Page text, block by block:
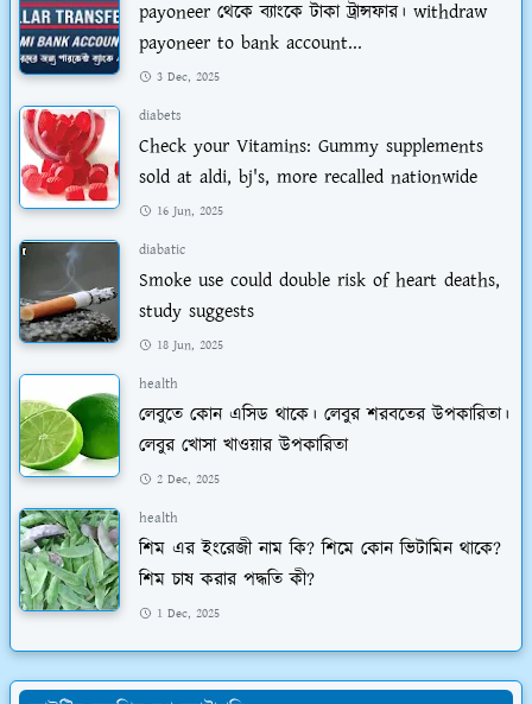
payoneer থেকে ব্যাংকে টাকা ট্রান্সফার। withdraw
payoneer to bank account...
3 Dec, 2025
diabets
Check your Vitamins: Gummy supplements
sold at aldi, bj's, more recalled nationwide
16 Jun, 2025
diabatic
Smoke use could double risk of heart deaths,
study suggests
18 Jun, 2025
health
লেবুতে কোন এসিড থাকে। লেবুর শরবতের উপকারিতা।
লেবুর খোসা খাওয়ার উপকারিতা
2 Dec, 2025
health
শিম এর ইংরেজী নাম কি? শিমে কোন ভিটামিন থাকে?
শিম চাষ করার পদ্ধতি কী?
1 Dec, 2025